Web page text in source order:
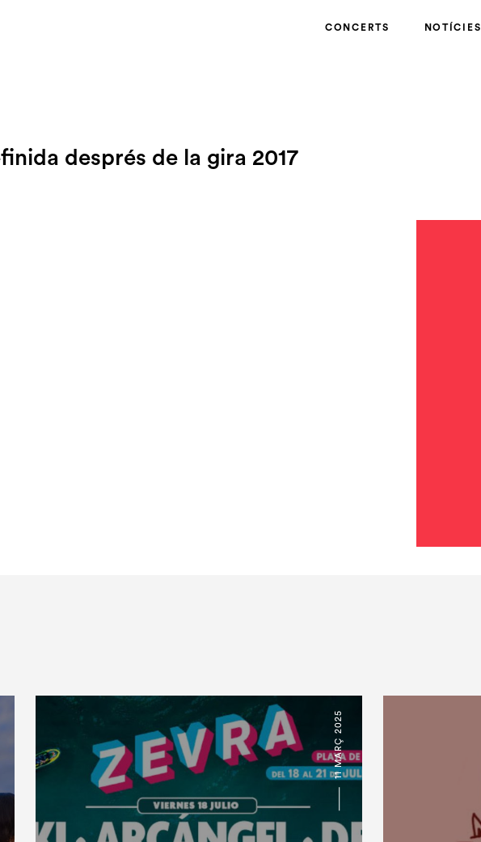
CONCERTS NOTÍCIES
després de la gira 2017
11 MARÇ 2025